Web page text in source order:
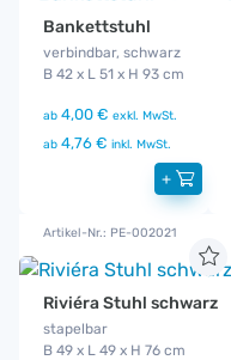
Bankettstuhl
verbindbar, schwarz
B 42 x L 51 x H 93 cm
ab 4,00 € exkl. MwSt.
ab 4,76 € inkl. MwSt.
+
Artikel-Nr.: PE-002021
Riviéra Stuhl schwarz
stapelbar
B 49 x L 49 x H 76 cm